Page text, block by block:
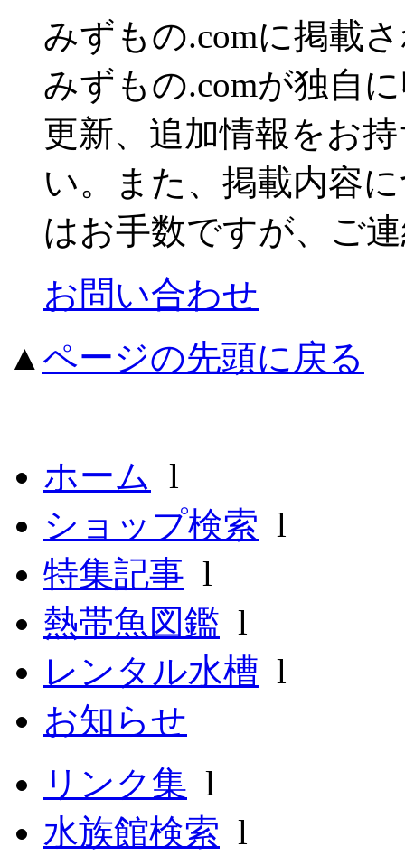
みずもの.comに掲載
みずもの.comが独自
更新、追加情報をお
い。また、掲載内容
はお手数ですが、ご
お問い合わせ
▲ ページの先頭に戻る
ホーム l
ショップ検索 l
特集記事 l
熱帯魚図鑑 l
レンタル水槽 l
お知らせ
リンク集 l
水族館検索 l